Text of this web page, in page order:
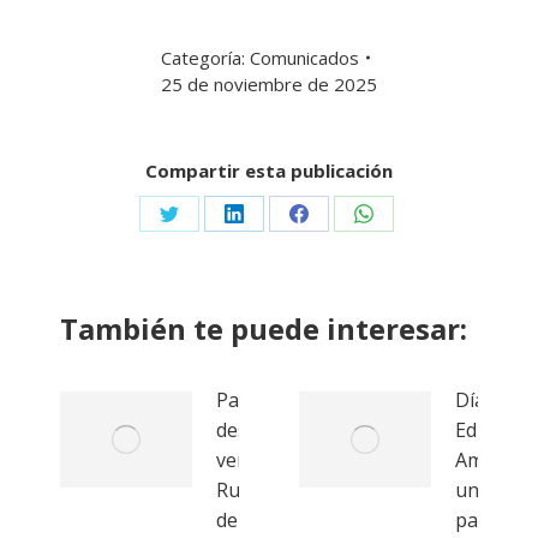
Categoría: Comunicados
25 de noviembre de 2025
Compartir esta publicación
Share Share Share Share
También te puede interesar:
Paisajes
desde la
ventanilla:
Ruta 04,
de la
Día de la
una ruta
para